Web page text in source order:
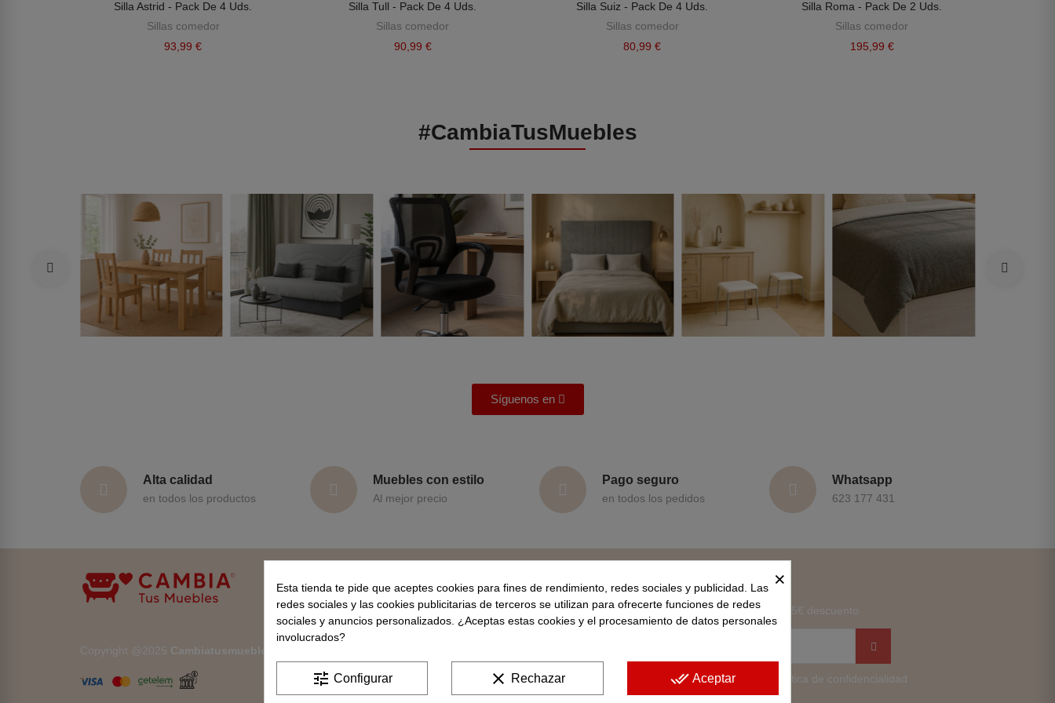
Silla Astrid - Pack De 4 Uds.
Sillas comedor
93,99 €
Silla Tull - Pack De 4 Uds.
Sillas comedor
90,99 €
Silla Suiz - Pack De 4 Uds.
Sillas comedor
80,99 €
Silla Roma - Pack De 2 Uds.
Sillas comedor
195,99 €
#CambiaTusMuebles
Síguenos en
Alta calidad
en todos los productos
Muebles con estilo
Al mejor precio
Pago seguro
en todos los pedidos
Whatsapp
623 177 431
Copyright @2025 Cambiatusmuebles
Newsletter
Suscríbete a la newsletter y obtén 15€ descuento
Acepto las condiciones generales y la política de confidencialidad
×
Esta tienda te pide que aceptes cookies para fines de rendimiento, redes sociales y publicidad. Las
redes sociales y las cookies publicitarias de terceros se utilizan para ofrecerte funciones de redes
sociales y anuncios personalizados. ¿Aceptas estas cookies y el procesamiento de datos personales
involucrados?
tune Configurar clear Rechazar done_all Aceptar